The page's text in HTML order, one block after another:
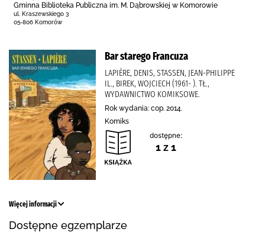
Gminna Biblioteka Publiczna im. M. Dąbrowskiej w Komorowie
ul. Kraszewskiego 3
05-806 Komorów
Bar starego Francuza
LAPIÈRE, DENIS, STASSEN, JEAN-PHILIPPE
IL., BIREK, WOJCIECH (1961- ). TŁ.,
WYDAWNICTWO KOMIKSOWE.
Rok wydania: cop. 2014.
Komiks
dostępne:
1 z 1
Więcej informacji
Dostępne egzemplarze